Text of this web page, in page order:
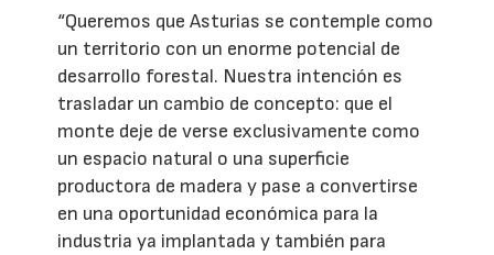
“Queremos que Asturias se contemple como
un territorio con un enorme potencial de
desarrollo forestal. Nuestra intención es
trasladar un cambio de concepto: que el
monte deje de verse exclusivamente como
un espacio natural o una superficie
productora de madera y pase a convertirse
en una oportunidad económica para la
industria ya implantada y también para